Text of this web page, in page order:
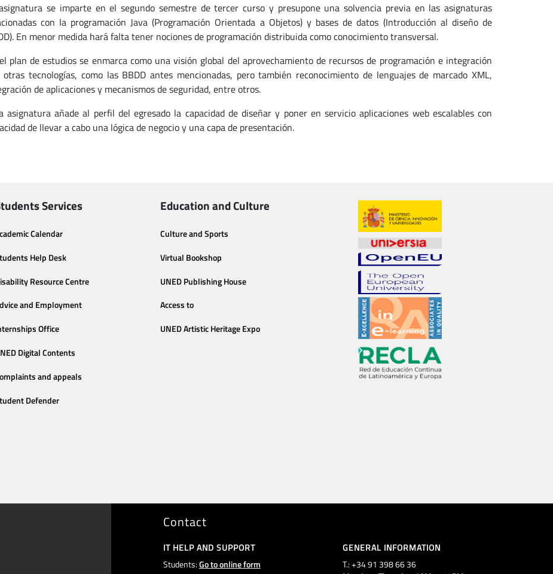
se imparte en el segundo semestre de tercer curso y presupone una solvencia previa en las asignaturas
con la programación Java (Programación Orientada a Objetos) y bases de datos (Introducción al diseño de
En menor medida hará falta tener nociones de programación distribuida como conocimiento transversal.
plan de estudios se enmarca como una visión global del aprovechamiento de recursos de programación e integración
otras tecnologías, como las BBDD antes mencionadas, pero también reconocimiento de lenguajes de marcado XML,
de aplicaciones y mecanismos de seguridad, entre otros.
asignatura añade al perfil del egresado la capacidad de diseñar y poner en servicio aplicaciones web escalables con
de llevar a cabo una lógica de negocio y una capa de presentación.
Services
Calendar
Help Desk
Resource Centre
and Employment
Office
Digital Contents
and appeals
Defender
Education and Culture
Culture and Sports
Virtual Bookshop
UNED Publishing House
Access to
UNED Artistic Heritage Expo
Contact
IT HELP AND SUPPORT
Students:Go to online form
GENERAL INFORMATION
T.: +34 91 398 66 36